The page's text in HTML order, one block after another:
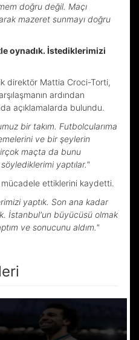
doğru değil. Maçı
mazeret sunmayı doğru
oynadık. İstediklerimizi
direktör Mattia Croci-Torti,
ardından
açıklamalarda bulundu.
bir takım. Futbolcularıma
ve bir şeylerin
maçta da bunu
yaptılar."
ettiklerini kaydetti.
yaptık. Son ana kadar
İstanbul'un büyücüsü olmak
ve sonucunu aldım."